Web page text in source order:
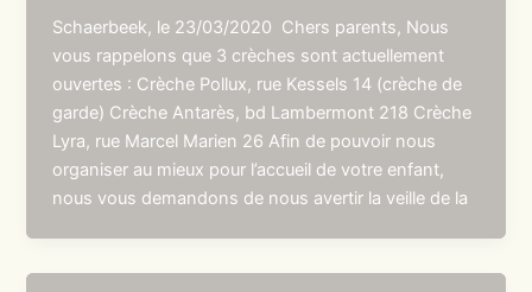
Schaerbeek, le 23/03/2020 Chers parents, Nous
vous rappelons que 3 crèches sont actuellement
ouvertes : Crèche Pollux, rue Kessels 14 (crèche de
garde) Crèche Antarès, bd Lambermont 218 Crèche
Lyra, rue Marcel Marien 26 Afin de pouvoir nous
organiser au mieux pour l’accueil de votre enfant,
nous vous demandons de nous avertir la veille de la